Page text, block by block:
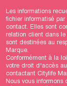
Les informations
fichier informatisé
contact. Elles sont
relation client dans
sont destinées au
Marque.
Conformément à la
votre droit d'accès
contactant Citylife
Nous vous